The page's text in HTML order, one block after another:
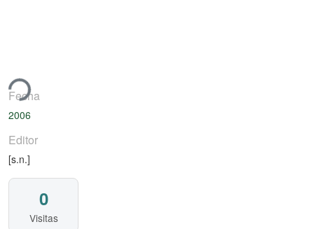
Fecha
2006
Editor
[s.n.]
0
Visitas